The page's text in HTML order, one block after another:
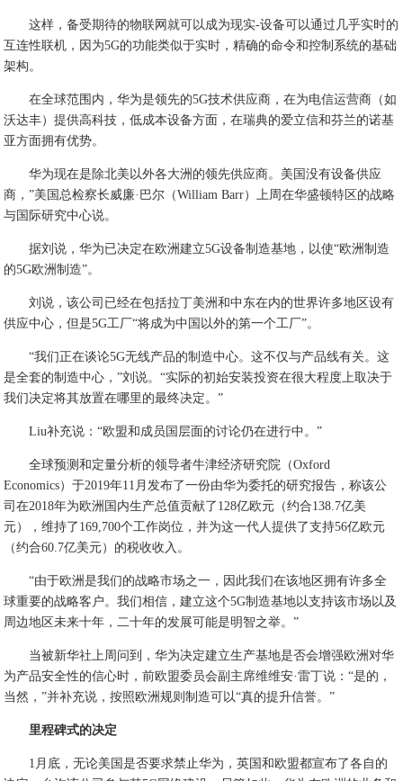
这样，备受期待的物联网就可以成为现实-设备可以通过几乎实时的
互连性联机，因为5G的功能类似于实时，精确的命令和控制系统的基础
架构。
在全球范围内，华为是领先的5G技术供应商，在为电信运营商（如
沃达丰）提供高科技，低成本设备方面，在瑞典的爱立信和芬兰的诺基
亚方面拥有优势。
华为现在是除北美以外各大洲的领先供应商。美国没有设备供应
商，”美国总检察长威廉·巴尔（William Barr）上周在华盛顿特区的战略
与国际研究中心说。
据刘说，华为已决定在欧洲建立5G设备制造基地，以使“欧洲制造
的5G欧洲制造”。
刘说，该公司已经在包括拉丁美洲和中东在内的世界许多地区设有
供应中心，但是5G工厂“将成为中国以外的第一个工厂”。
“我们正在谈论5G无线产品的制造中心。这不仅与产品线有关。这
是全套的制造中心，”刘说。“实际的初始安装投资在很大程度上取决于
我们决定将其放置在哪里的最终决定。”
Liu补充说：“欧盟和成员国层面的讨论仍在进行中。”
全球预测和定量分析的领导者牛津经济研究院（Oxford
Economics）于2019年11月发布了一份由华为委托的研究报告，称该公
司在2018年为欧洲国内生产总值贡献了128亿欧元（约合138.7亿美
元），维持了169,700个工作岗位，并为这一代人提供了支持56亿欧元
（约合60.7亿美元）的税收收入。
“由于欧洲是我们的战略市场之一，因此我们在该地区拥有许多全
球重要的战略客户。我们相信，建立这个5G制造基地以支持该市场以及
周边地区未来十年，二十年的发展可能是明智之举。”
当被新华社上周问到，华为决定建立生产基地是否会增强欧洲对华
为产品安全性的信心时，前欧盟委员会副主席维维安·雷丁说：“是的，
当然，”并补充说，按照欧洲规则制造可以“真的提升信誉。”
里程碑式的决定
1月底，无论美国是否要求禁止华为，英国和欧盟都宣布了各自的